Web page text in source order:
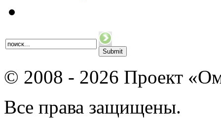
© 2008 - 2026 Проект
Все права защищены.